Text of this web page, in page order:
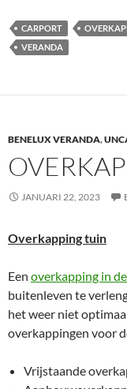
CARPORT
VERANDA
BENELUX VERANDA,
JANUARI 22, 2023
Overkapping tuin
Een overkapping in
buitenleven te
het weer niet
overkappingen voor
Vrijstaande